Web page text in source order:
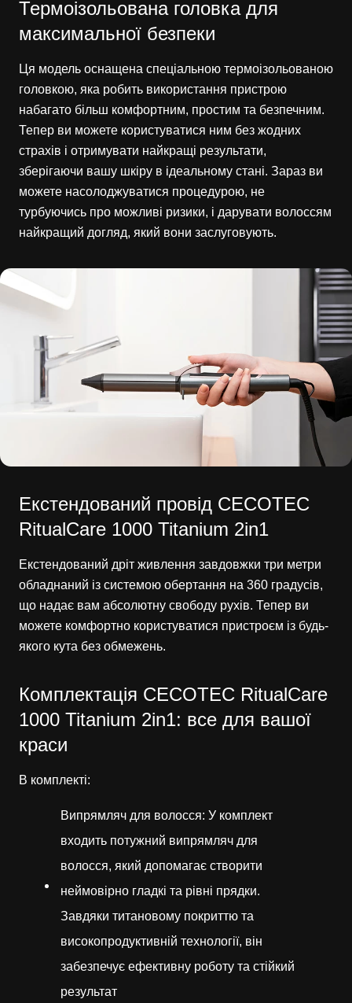
Термоізольована головка для
максимальної безпеки
Ця модель оснащена спеціальною термоізольованою
головкою, яка робить використання пристрою
набагато більш комфортним, простим та безпечним.
Тепер ви можете користуватися ним без жодних
страхів і отримувати найкращі результати,
зберігаючи вашу шкіру в ідеальному стані. Зараз ви
можете насолоджуватися процедурою, не
турбуючись про можливі ризики, і дарувати волоссям
найкращий догляд, який вони заслуговують.
Екстендований провід CECOTEC
RitualCare 1000 Titanium 2in1
Екстендований дріт живлення завдовжки три метри
обладнаний із системою обертання на 360 градусів,
що надає вам абсолютну свободу рухів. Тепер ви
можете комфортно користуватися пристроєм із будь-
якого кута без обмежень.
Комплектація CECOTEC RitualCare
1000 Titanium 2in1: все для вашої
краси
В комплекті:
Випрямляч для волосся: У комплект
входить потужний випрямляч для
волосся, який допомагає створити
неймовірно гладкі та рівні прядки.
Завдяки титановому покриттю та
високопродуктивній технології, він
забезпечує ефективну роботу та стійкий
результат